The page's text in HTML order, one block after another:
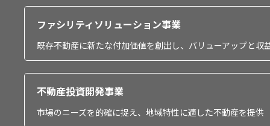
ファシリティソリューション事業
既存不動産に新たな付加価値を創出し、バリューアップと収
不動産投資開発事業
市場のニーズを的確に捉え、地域特性に適した不動産を提供